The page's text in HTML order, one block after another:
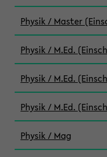
Physik / Master
Physik / M.Ed.
Physik / M.Ed.
Physik / M.Ed.
Physik / Mag